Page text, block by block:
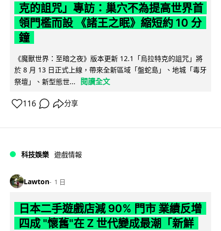
克的詛咒」專訪：巢穴不為提高世界首
領門檻而設 《諸王之眠》縮短約 10 分
鐘
《魔獸世界：至暗之夜》版本更新 12.1「烏拉特克的詛咒」將
於 8 月 13 日正式上線，帶來全新區域「盤蛇島」、地城「毒牙
祭壇」、新型態世...
閱讀全文
116 分享
科技娛樂 遊戲情報
Lawton 1 日
日本二手遊戲店減 90% 門市 業績反增
四成 "懷舊"在 Z 世代變成最潮「新鮮